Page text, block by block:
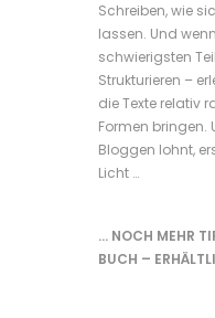
Schreiben, wie
lassen. Und
schwierigsten
Strukturieren –
die Texte relativ
Formen bringen.
Bloggen lohnt,
Licht …
… NOCH MEHR
BUCH –